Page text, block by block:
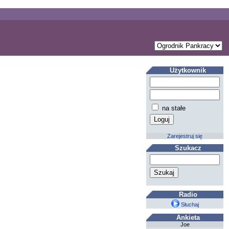
Użytkownik
na stałe
Zarejestruj się
Szukacz
Radio
Słuchaj
Ankieta
Joe